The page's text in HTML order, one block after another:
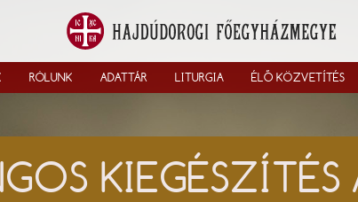
RÓLUNK ADATTÁR LITURGIA ÉLŐ KÖZVETÍTÉS
KIEGÉSZÍTÉS